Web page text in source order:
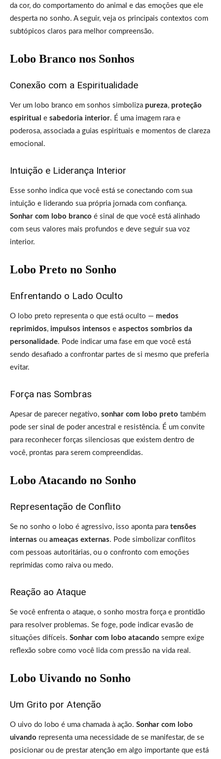
da cor, do comportamento do animal e das emoções que ele
desperta no sonho. A seguir, veja os principais contextos com
subtópicos claros para melhor compreensão.
Lobo Branco nos Sonhos
Conexão com a Espiritualidade
Ver um lobo branco em sonhos simboliza pureza, proteção
espiritual e sabedoria interior. É uma imagem rara e
poderosa, associada a guias espirituais e momentos de clareza
emocional.
Intuição e Liderança Interior
Esse sonho indica que você está se conectando com sua
intuição e liderando sua própria jornada com confiança.
Sonhar com lobo branco é sinal de que você está alinhado
com seus valores mais profundos e deve seguir sua voz
interior.
Lobo Preto no Sonho
Enfrentando o Lado Oculto
O lobo preto representa o que está oculto — medos
reprimidos, impulsos intensos e aspectos sombrios da
personalidade. Pode indicar uma fase em que você está
sendo desafiado a confrontar partes de si mesmo que preferia
evitar.
Força nas Sombras
Apesar de parecer negativo, sonhar com lobo preto também
pode ser sinal de poder ancestral e resistência. É um convite
para reconhecer forças silenciosas que existem dentro de
você, prontas para serem compreendidas.
Lobo Atacando no Sonho
Representação de Conflito
Se no sonho o lobo é agressivo, isso aponta para tensões
internas ou ameaças externas. Pode simbolizar conflitos
com pessoas autoritárias, ou o confronto com emoções
reprimidas como raiva ou medo.
Reação ao Ataque
Se você enfrenta o ataque, o sonho mostra força e prontidão
para resolver problemas. Se foge, pode indicar evasão de
situações difíceis. Sonhar com lobo atacando sempre exige
reflexão sobre como você lida com pressão na vida real.
Lobo Uivando no Sonho
Um Grito por Atenção
O uivo do lobo é uma chamada à ação. Sonhar com lobo
uivando representa uma necessidade de se manifestar, de se
posicionar ou de prestar atenção em algo importante que está